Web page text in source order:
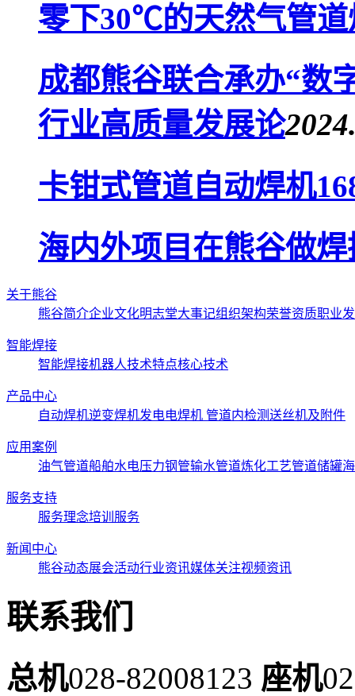
零下30℃的天然气管道
成都熊谷联合承办“
行业高质量发展论
卡钳式管道自动焊机
海内外项目在熊谷做
关于熊谷
熊谷简介企业文化明志堂大事记组织架构荣誉资质职业
智能焊接
智能焊接机器人技术特点核心技术
产品中心
自动焊机逆变焊机发电电焊机 管道内检测送丝机及附件
应用案例
油气管道船舶水电压力钢管输水管道炼化工艺管道储罐
服务支持
服务理念培训服务
新闻中心
熊谷动态展会活动行业资讯媒体关注视频资讯
联系我们
总机028-82008123 座机